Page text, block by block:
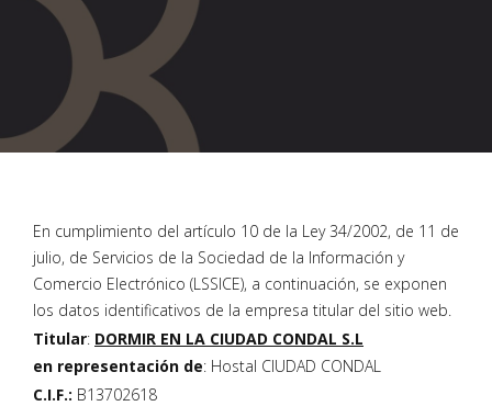
En cumplimiento del artículo 10 de la Ley 34/2002, de 11 de
julio, de Servicios de la Sociedad de la Información y
Comercio Electrónico (LSSICE), a continuación, se exponen
los datos identificativos de la empresa titular del sitio web.
Titular: DORMIR EN LA CIUDAD CONDAL S.L
en representación de: Hostal CIUDAD CONDAL
C.I.F.: B13702618